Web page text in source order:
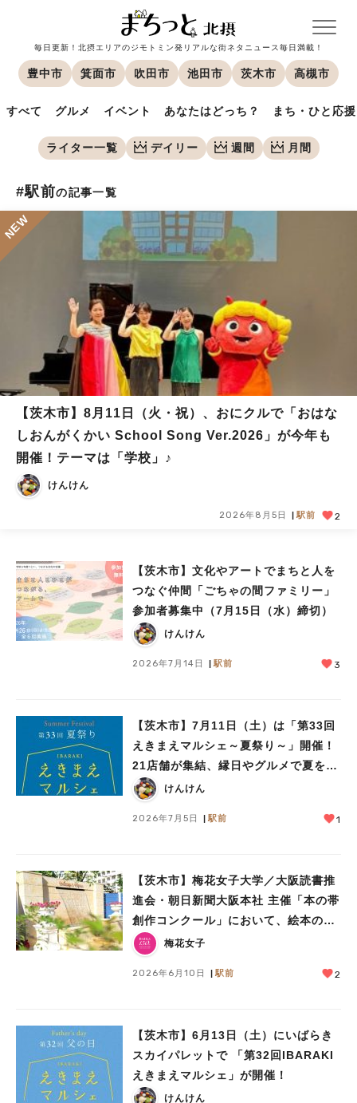
毎日更新！北摂エリアのジモトミン発リアルな街ネタニュース毎日満載！
豊中市 箕面市 吹田市 池田市 茨木市 高槻市
すべて グルメ イベント あなたはどっち？ まち・ひと応援
ライター一覧 デイリー 週間 月間
#駅前の記事一覧
【茨木市】8月11日（火・祝）、おにクルで「おはな
しおんがくかい School Song Ver.2026」が今年も
開催！テーマは「学校」♪
けんけん
2026年8月5日 駅前 2
【茨木市】文化やアートでまちと人を
つなぐ仲間「ごちゃの間ファミリー」
参加者募集中（7月15日（水）締切）
けんけん
2026年7月14日 駅前 3
【茨木市】7月11日（土）は「第33回
えきまえマルシェ～夏祭り～」開催！
21店舗が集結、縁日やグルメで夏を満
喫♪
けんけん
2026年7月5日 駅前 1
【茨木市】梅花女子大学／大阪読書推
進会・朝日新聞大阪本社 主催「本の帯
創作コンクール」において、絵本の帯
づくりワークショップ開催！
梅花女子
2026年6月10日 駅前 2
【茨木市】6月13日（土）にいばらき
スカイパレットで 「第32回IBARAKI
えきまえマルシェ」が開催！
けんけん